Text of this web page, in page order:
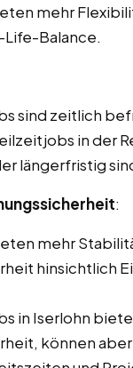
mehr
Balance.
sind zeitlich
in der
längerfristig
:
mehr
hinsichtlich
in Iserlohn
können